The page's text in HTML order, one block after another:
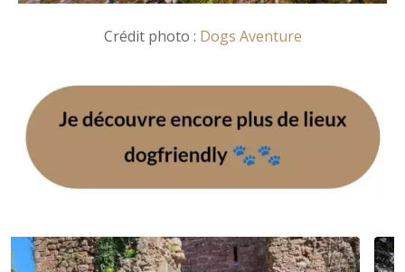
Crédit photo : Dogs Aventure